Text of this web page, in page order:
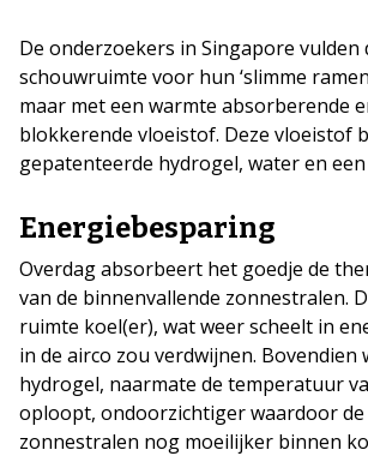
De onderzoekers in Singapore vulden
schouwruimte voor hun ‘slimme
maar met een warmte absorberende
blokkerende vloeistof. Deze vloeistof
gepatenteerde hydrogel, water en
Energiebesparing
Overdag absorbeert het goedje de
van de binnenvallende zonnestralen.
ruimte koel(er), wat weer scheelt in
in de airco zou verdwijnen. Bovendien
hydrogel, naarmate de temperatuur
oploopt, ondoorzichtiger waardoor
zonnestralen nog moeilijker binnen